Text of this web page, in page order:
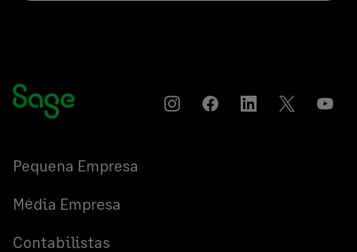
InstagramCompartilharCompartilhar
Pequena Empresa
Média Empresa
Contabilistas